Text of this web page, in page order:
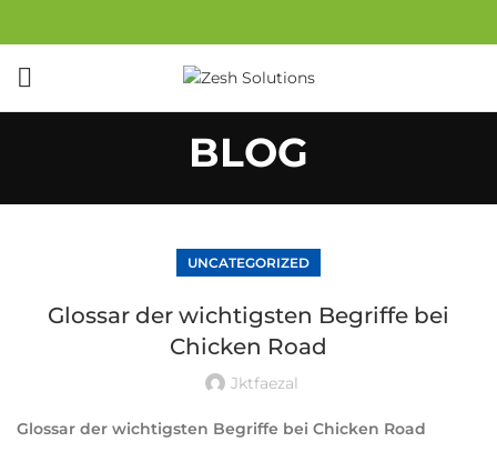
BLOG
UNCATEGORIZED
Glossar der wichtigsten Begriffe bei
Chicken Road
Jktfaezal
Glossar der wichtigsten Begriffe bei Chicken Road